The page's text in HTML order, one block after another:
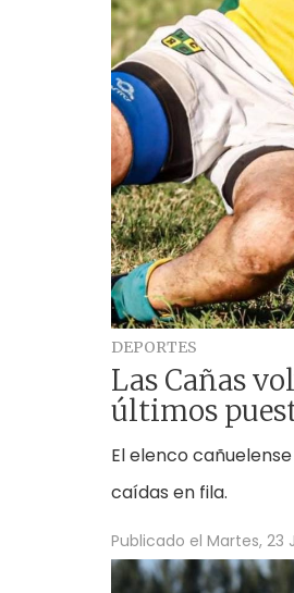
DEPORTES
Las Cañas
últimos
El elenco
caídas en fila.
Publicado el Martes, 23